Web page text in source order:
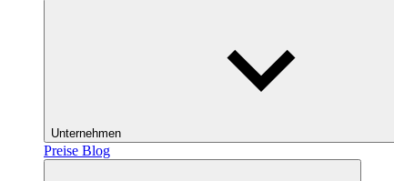
Unternehmen
Preise Blog